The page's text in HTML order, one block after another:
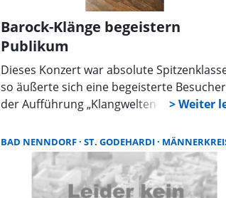
Barock-Klänge begeistern
Publikum
Dieses Konzert war absolute
so äußerte sich eine begeisterte
der Aufführung „Klangwelten – Orgel
sie war nicht die Einzige, die noch einige
in der Kirche blieb, um sich mit anderen
das bewegende, künstlerisch
Konzert zu unterhalten“, so die
BAD NENNDORF ST. GODEHARDI